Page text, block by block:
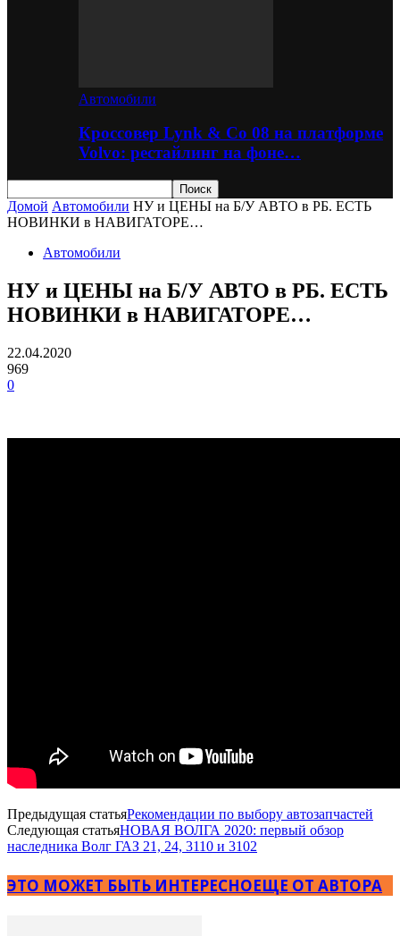
Автомобили
Кроссовер Lynk & Co 08 на платформе
Volvo: рестайлинг на фоне…
Домой Автомобили НУ и ЦЕНЫ на Б/У АВТО в РБ. ЕСТЬ
НОВИНКИ в НАВИГАТОРЕ…
Автомобили
НУ и ЦЕНЫ на Б/У АВТО в РБ. ЕСТЬ
НОВИНКИ в НАВИГАТОРЕ…
22.04.2020
969
0
Предыдущая статьяРекомендации по выбору автозапчастей
Следующая статьяНОВАЯ ВОЛГА 2020: первый обзор
наследника Волг ГАЗ 21, 24, 3110 и 3102
ЭТО МОЖЕТ БЫТЬ ИНТЕРЕСНОЕЩЕ ОТ АВТОРА